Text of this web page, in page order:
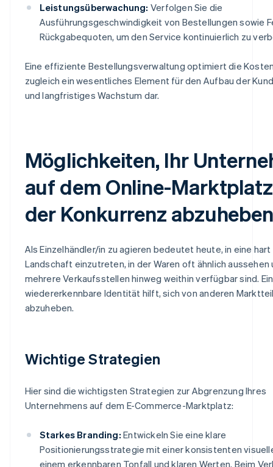
Leistungsüberwachung: Verfolgen Sie die
Ausführungsgeschwindigkeit von Bestellungen sowie
Rückgabequoten, um den Service kontinuierlich zu
Eine effiziente Bestellungsverwaltung optimiert die
zugleich ein wesentliches Element für den Aufbau der
und langfristiges Wachstum dar.
Möglichkeiten, Ihr
auf dem Online-
der Konkurrenz
Als Einzelhändler/in zu agieren bedeutet heute, in eine
Landschaft einzutreten, in der Waren oft ähnlich aussehen
mehrere Verkaufsstellen hinweg weithin verfügbar sind.
wiedererkennbare Identität hilft, sich von anderen
abzuheben.
Wichtige Strategien
Hier sind die wichtigsten Strategien zur Abgrenzung Ihres
Unternehmens auf dem E-Commerce-Marktplatz:
Starkes Branding: Entwickeln Sie eine klare
Positionierungsstrategie mit einer konsistenten
einem erkennbaren Tonfall und klaren Werten. Beim